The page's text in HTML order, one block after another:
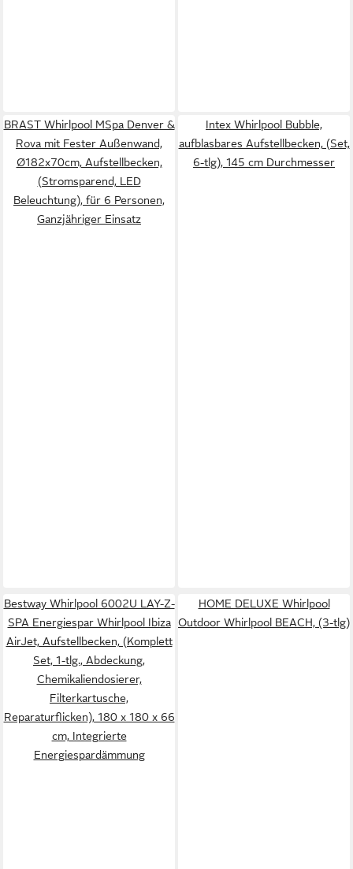
BRAST Whirlpool MSpa Denver &
Rova mit Fester Außenwand,
Ø182x70cm, Aufstellbecken,
(Stromsparend, LED
Beleuchtung), für 6 Personen,
Ganzjähriger Einsatz
Intex Whirlpool Bubble,
aufblasbares Aufstellbecken, (Set,
6-tlg), 145 cm Durchmesser
Bestway Whirlpool 6002U LAY-Z-
SPA Energiespar Whirlpool Ibiza
AirJet, Aufstellbecken, (Komplett
Set, 1-tlg., Abdeckung,
Chemikaliendosierer,
Filterkartusche,
Reparaturflicken), 180 x 180 x 66
cm, Integrierte
Energiespardämmung
HOME DELUXE Whirlpool
Outdoor Whirlpool BEACH, (3-tlg)